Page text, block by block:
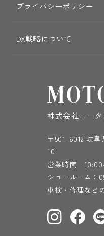
プライバシーポリシー
DX戦略について
株式会社モー
〒501-6012 岐
10
営業時間 10:00-
ショールーム：
車検・修理など